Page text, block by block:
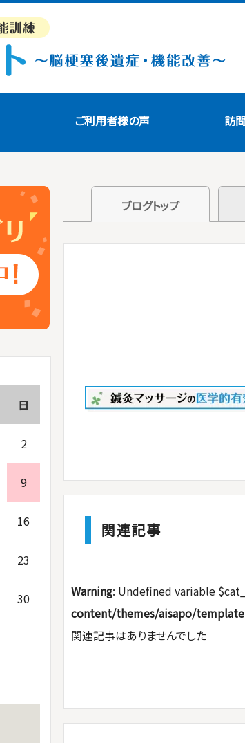
ご利用者様の声 訪
ブログトップ
関連記事
Warning: Undefined variable
content/themes/aisapo/
関連記事はありませんでした
日
2
9
16
23
30